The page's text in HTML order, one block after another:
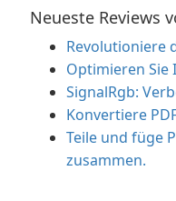
Neueste Reviews
Revolutioniere
Optimieren Sie
SignalRgb:
Konvertiere
Teile und füge
zusammen.